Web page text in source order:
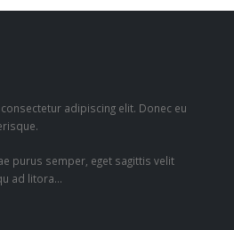
adipiscing elit. Donec eu
purus semper, eget sagittis velit
ad litora…